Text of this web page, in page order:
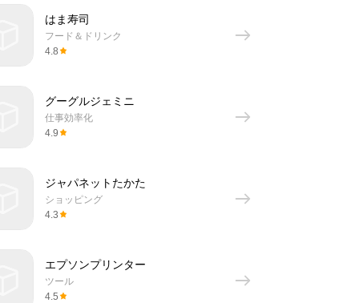
はま寿司
フード＆ドリンク
4.8
グーグルジェミニ
仕事効率化
4.9
ジャパネットたかた
ショッピング
4.3
エプソンプリンター
ツール
4.5